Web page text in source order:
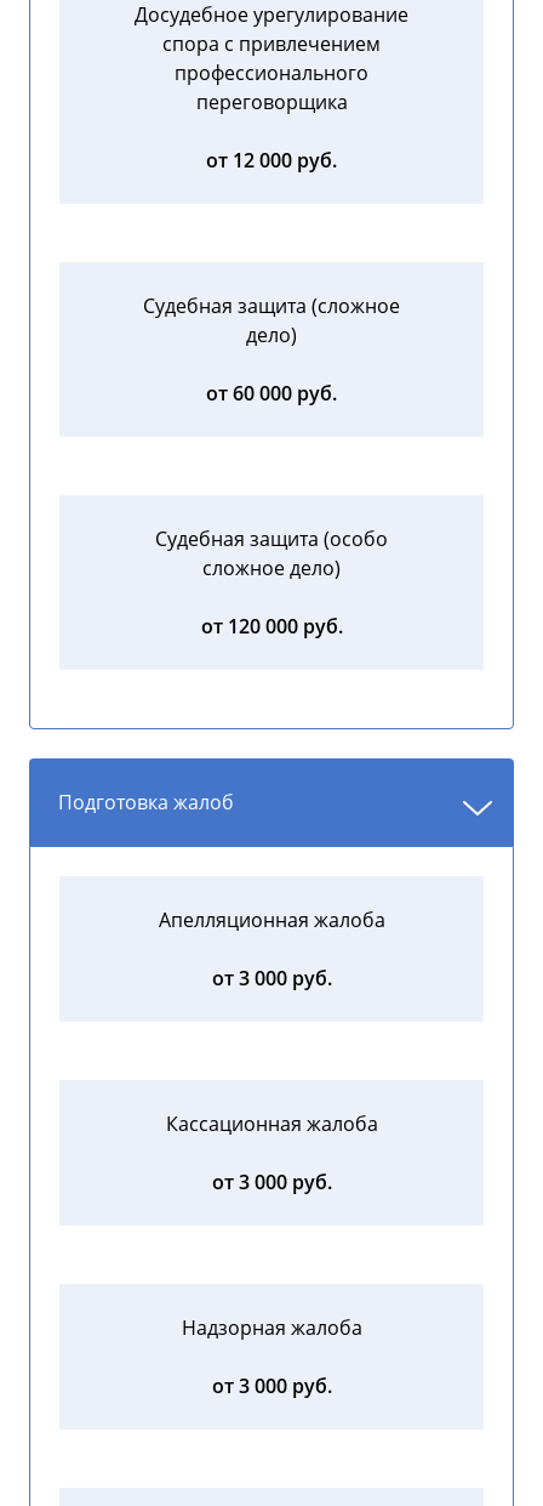
Досудебное урегулирование
спора с привлечением
профессионального
переговорщика
от 12 000 руб.
Судебная защита (сложное
дело)
от 60 000 руб.
Судебная защита (особо
сложное дело)
от 120 000 руб.
Подготовка жалоб
Апелляционная жалоба
от 3 000 руб.
Кассационная жалоба
от 3 000 руб.
Надзорная жалоба
от 3 000 руб.